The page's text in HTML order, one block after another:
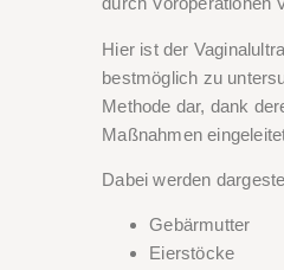
Hier ist der
bestmöglich zu
Methode dar, dank
Maßnahmen
Dabei werden
Gebärmutter
Eierstöcke